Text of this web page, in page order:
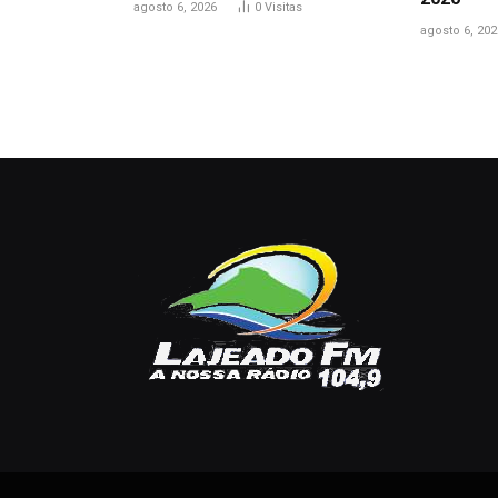
agosto 6, 2026 0 Visitas
agosto 6,